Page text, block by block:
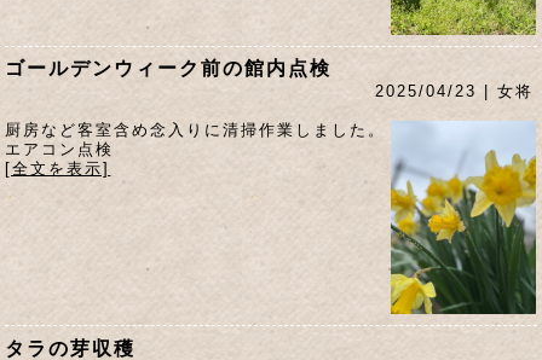
ゴールデンウィーク前の館内点検
2025/04/23 | 女将
厨房など客室含め念入りに清掃作業しました。
エアコン点検
[全文を表示]
タラの芽収穫